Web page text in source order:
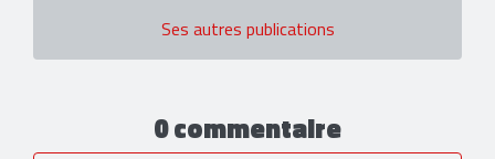
Ses autres publications
0 commentaire